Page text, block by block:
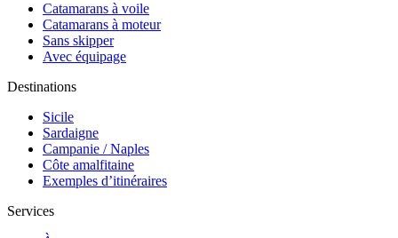
Catamarans à voile
Catamarans à moteur
Sans skipper
Avec équipage
Destinations
Sicile
Sardaigne
Campanie / Naples
Côte amalfitaine
Exemples d’itinéraires
Services